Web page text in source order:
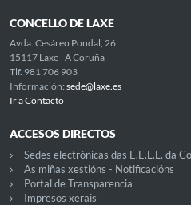
CONCELLO DE LAXE
Avda. Cesáreo Pondal, 26
15117 Laxe - A Coruña
Tlf. 981 706 903
Información: sede@laxe.es
Ir a Contacto
ACCESOS DIRECTOS
Sedes electrónicas das E.E.L.L. da
As miñas xestións - Notificacións
Portal de Transparencia
Impresos xerais